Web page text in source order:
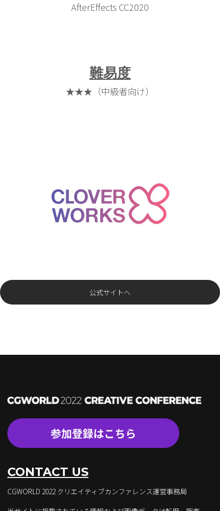
AfterEffects CC2020
難易度
★★★（中級者向け）
公式サイトへ
CONTACT US
CGWORLD 2022 クリエイティブカンファレンス運営事務局